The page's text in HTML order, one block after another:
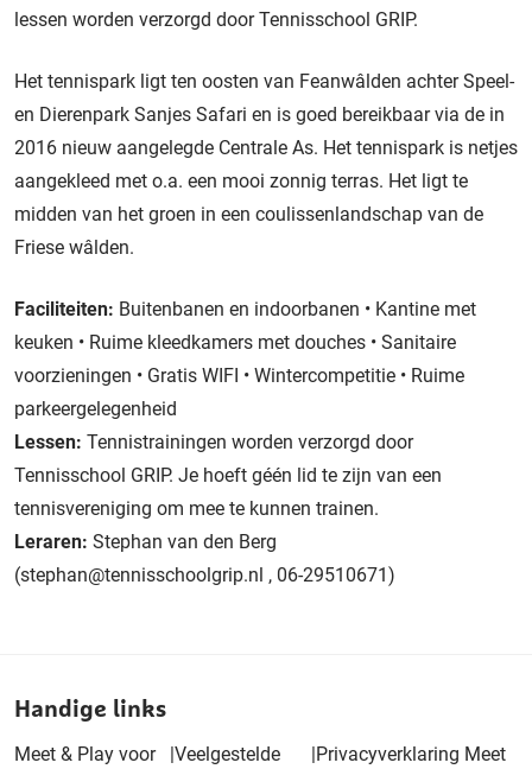
lessen worden verzorgd doorTennisschool GRIP.
Het tennispark ligt ten oosten van Feanwâlden achter Speel-
en Dierenpark Sanjes Safari en is goed bereikbaar via de in
2016 nieuw aangelegde Centrale As. Het tennispark is netjes
aangekleed met o.a. een mooi zonnig terras. Het ligt te
midden van het groen in een coulissenlandschap van de
Friese wâlden.
Faciliteiten: Buitenbanen en indoorbanen • Kantine met
keuken • Ruime kleedkamers met douches • Sanitaire
voorzieningen • Gratis WIFI • Wintercompetitie • Ruime
parkeergelegenheid
Lessen: Tennistrainingen worden verzorgd door
Tennisschool GRIP. Je hoeft géén lid te zijn van een
tennisvereniging om mee te kunnen trainen.
Leraren: Stephan van den Berg
(stephan@tennisschoolgrip.nl , 06-29510671)
Handige links
Meet & Play voor
|Veelgestelde
|Privacyverklaring Meet